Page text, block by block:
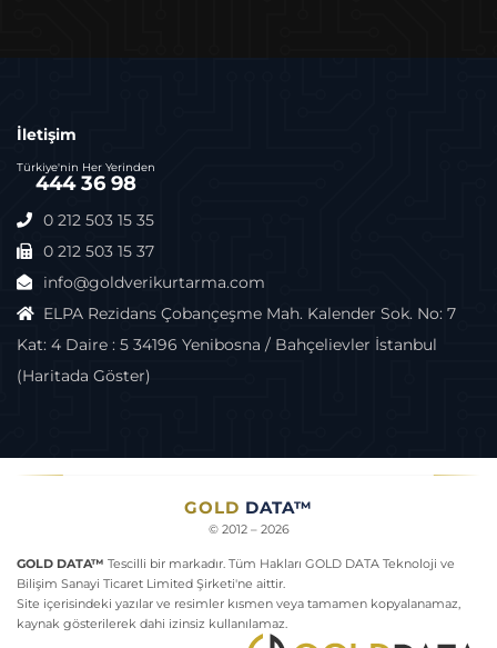
Zayi Raporu Nedir, Nasıl Alınır?
Harici Disk Neden Açılmıyor
İletişim
Türkiye'nin Her Yerinden
444 36 98
0 212 503 15 35
0 212 503 15 37
info@goldverikurtarma.com
ELPA Rezidans Çobançeşme Mah. Kalender Sok. No: 7
Kat: 4 Daire : 5 34196 Yenibosna / Bahçelievler İstanbul
(Haritada Göster)
GOLD DATA™
© 2012 – 2026
GOLD DATA™ Tescilli bir markadır. Tüm Hakları GOLD DATA Teknoloji ve
Bilişim Sanayi Ticaret Limited Şirketi'ne aittir.
Site içerisindeki yazılar ve resimler kısmen veya tamamen kopyalanamaz,
kaynak gösterilerek dahi izinsiz kullanılamaz.